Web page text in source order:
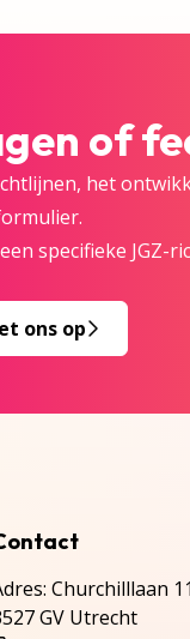
of
het
specifieke
ons op
Churchilllaan
GV Utrecht